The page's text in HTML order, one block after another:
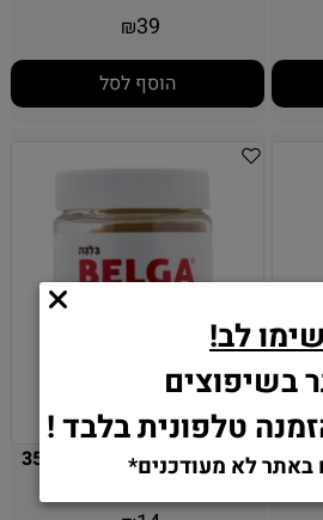
₪39
הוסף לסל
ממרח בלגה חלבה פרווה 350
לב!
בשיפוצים
טלפונית בלבד !
באתר לא מעודכנים*